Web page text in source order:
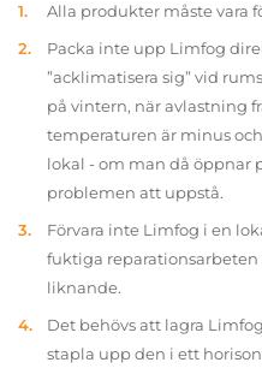
Alla produkter måste vara
Packa inte upp Limfog
”acklimatisera sig” vid
på vintern, när avlastning
temperaturen är minus
lokal - om man då öppnar
problemen att uppstå.
Förvara inte Limfog i en
fuktiga reparationsarbeten
liknande.
Det behövs att lagra
stapla upp den i ett